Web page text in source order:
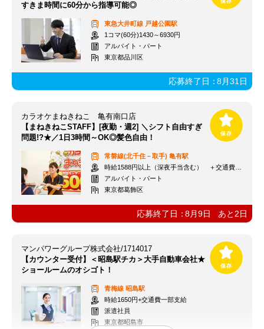
すきま時間に60分から指導可能◎
東急大井町線 戸越公園駅
1コマ(60分)1430～6930円
アルバイト・パート
東京都品川区
応募終了日：8月31日
カラオケまねきねこ 亀有南口店
【まねきねこSTAFF】[夜勤・週2] ＼シフト自由すぎ
問題!?★／1日3時間～OK◎髪色自由！
常磐線(北千住－取手) 亀有駅
時給1588円以上（深夜手当含む） ＋交通費支給
アルバイト・パート
東京都葛飾区
応募終了日：8月9日 あと 2日
マンパワーグループ株式会社/1714017
【カウンター受付】＜昭島駅チカ＞大手自動車会社★
ショールームのオシゴト！
青梅線 昭島駅
時給1650円+交通費一部支給
派遣社員
東京都昭島市